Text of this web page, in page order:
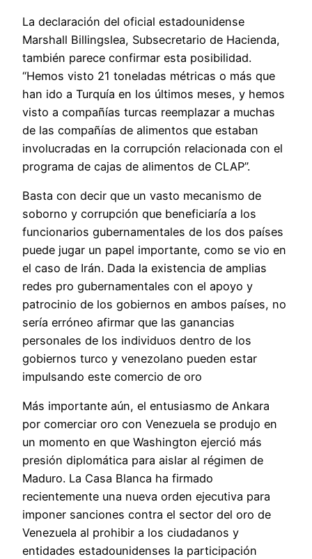
La declaración del oficial estadounidense
Marshall Billingslea, Subsecretario de Hacienda,
también parece confirmar esta posibilidad.
“Hemos visto 21 toneladas métricas o más que
han ido a Turquía en los últimos meses, y hemos
visto a compañías turcas reemplazar a muchas
de las compañías de alimentos que estaban
involucradas en la corrupción relacionada con el
programa de cajas de alimentos de CLAP”.
Basta con decir que un vasto mecanismo de
soborno y corrupción que beneficiaría a los
funcionarios gubernamentales de los dos países
puede jugar un papel importante, como se vio en
el caso de Irán. Dada la existencia de amplias
redes pro gubernamentales con el apoyo y
patrocinio de los gobiernos en ambos países, no
sería erróneo afirmar que las ganancias
personales de los individuos dentro de los
gobiernos turco y venezolano pueden estar
impulsando este comercio de oro
Más importante aún, el entusiasmo de Ankara
por comerciar oro con Venezuela se produjo en
un momento en que Washington ejerció más
presión diplomática para aislar al régimen de
Maduro. La Casa Blanca ha firmado
recientemente una nueva orden ejecutiva para
imponer sanciones contra el sector del oro de
Venezuela al prohibir a los ciudadanos y
entidades estadounidenses la participación